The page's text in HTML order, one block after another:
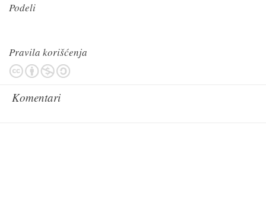
Podeli
Pravila korišćenja
Komentari